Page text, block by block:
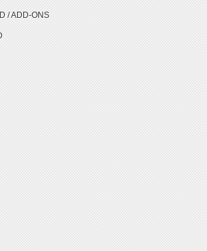
/ ADD-ONS